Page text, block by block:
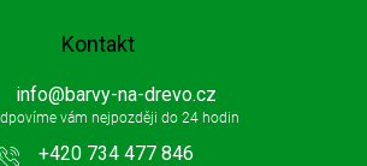
Kontakt
info@barvy-na-drevo.cz
+420 734 477 846